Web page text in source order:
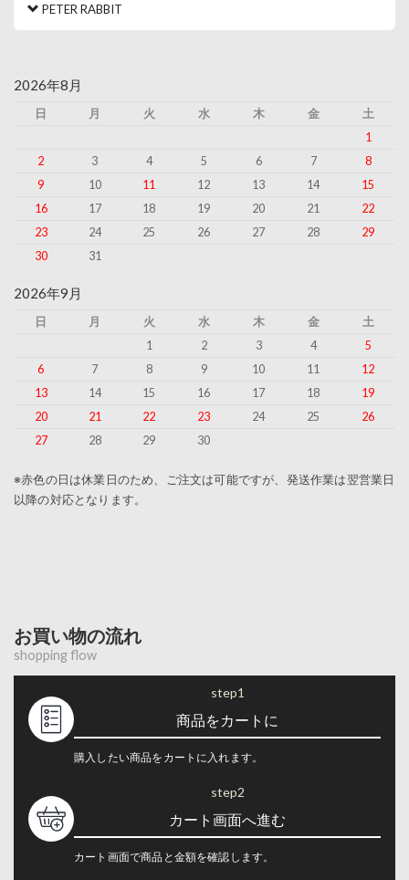
PETER RABBIT
2026年8月
日 月 火 水 木 金
土
1
2
3 4 5 6 7
8
9
10 11 12 13 14
15
16
17 18 19 20 21
22
23
24 25 26 27 28
29
30
31
2026年9月
日 月 火 水 木 金
土
1
2 3 4
5
6
7 8 9 10 11
12
13
14 15 16 17 18
19
20
21 22 23 24 25
26
27
28 29 30
※赤色の日は休業日のため、ご注文は可能ですが、発送作業は翌営業日
以降の対応となります。
お買い物の流れ
shopping flow
step1
商品をカートに
購入したい商品をカートに入れます。
step2
カート画面へ進む
カート画面で商品と金額を確認します。